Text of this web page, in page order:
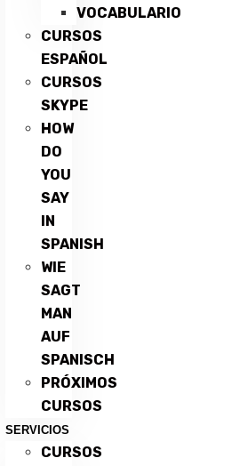
VOCABULARIO
CURSOS
ESPAÑOL
CURSOS
SKYPE
HOW
DO
YOU
SAY
IN
SPANISH
WIE
SAGT
MAN
AUF
SPANISCH
PRÓXIMOS
CURSOS
SERVICIOS
CURSOS